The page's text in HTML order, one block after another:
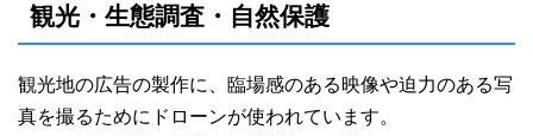
観光・生態調査・自然保護
観光地の広告の製作に、臨場感のある映像や迫力のある写
真を撮るためにドローンが使われています。